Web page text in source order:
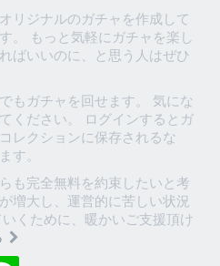
リジナルのガチャを作成して
。 もっと気軽にガチャを楽し
ばいいのに、と思う人はぜひ
もガチャを回せます。 気にな
ください。 ログインするとガ
レクションに保存されるな
す。
も完全無料を約束したいと考
増大し、運営的に苦しい状況
くために、暖かいご支援頂け